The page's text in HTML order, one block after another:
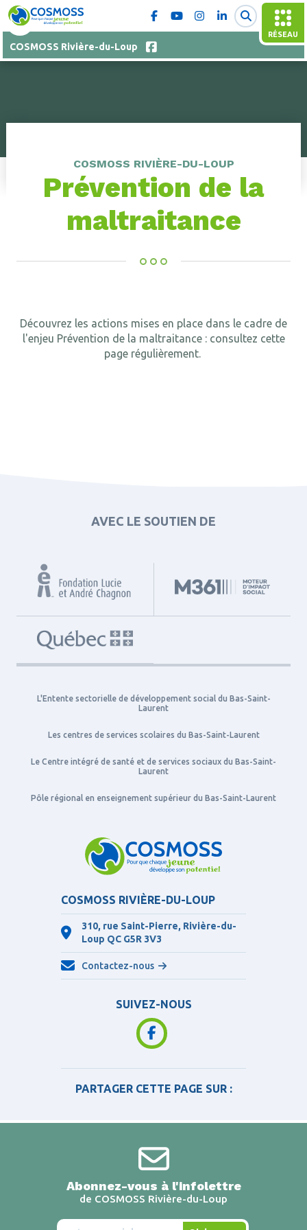
RÉSEAU
COSMOSS Rivière-du-Loup
COSMOSS RIVIÈRE-DU-LOUP
Prévention de la
maltraitance
Découvrez les actions mises en place dans le cadre de
l'enjeu Prévention de la maltraitance : consultez cette
page régulièrement.
AVEC LE SOUTIEN DE
L'Entente sectorielle de développement social du Bas-Saint-
Laurent
Les centres de services scolaires du Bas-Saint-Laurent
Le Centre intégré de santé et de services sociaux du Bas-Saint-
Laurent
Pôle régional en enseignement supérieur du Bas-Saint-Laurent
COSMOSS RIVIÈRE-DU-LOUP
310, rue Saint-Pierre, Rivière-du-
Loup QC G5R 3V3
Contactez-nous
SUIVEZ-NOUS
PARTAGER CETTE PAGE SUR :
Abonnez-vous à l'infolettre
de COSMOSS Rivière-du-Loup